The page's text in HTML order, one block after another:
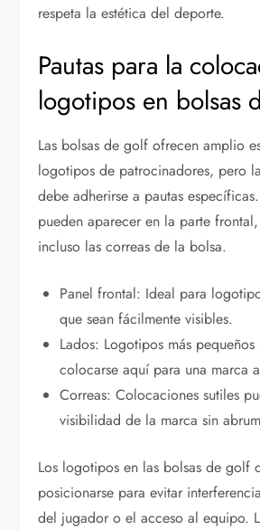
respeta la estética del deporte.
Pautas para la
logotipos en bolsas
Las bolsas de golf ofrecen amplio
logotipos de patrocinadores, pero
debe adherirse a pautas
pueden aparecer en la parte
incluso las correas de la bolsa.
Panel frontal: Ideal para
que sean fácilmente visibles.
Lados: Logotipos más pequeños
colocarse aquí para una marca
Correas: Colocaciones sutiles
visibilidad de la marca sin
Los logotipos en las bolsas de golf
posicionarse para evitar
del jugador o el acceso al equipo.